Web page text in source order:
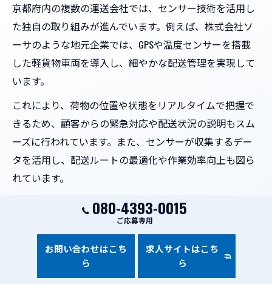
京都府内の複数の運送会社では、センサー技術を活用し
た独自の取り組みが進んでいます。例えば、株式会社ソ
ーサのような地元企業では、GPSや温度センサーを搭載
した軽貨物車両を導入し、細やかな配送管理を実現して
います。
これにより、荷物の位置や状態をリアルタイムで把握で
きるため、顧客からの緊急対応や配送状況の説明もスム
ーズに行われています。また、センサーが収集するデー
タを活用し、配送ルートの最適化や作業効率向上も図ら
れています。
導入時には、センサー機器の選定や運用コスト、現場ス
タッフへの教育が課題となります。導入効果を最大化す
るためには、現場の声を反映した体制づくりが不可欠で
080-4393-0015
ご応募専用
お問い合わせはこち
ら
求人サイトはこち
ら